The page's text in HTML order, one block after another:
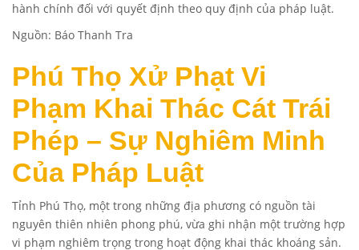
hành chính đối với quyết định theo quy định của pháp luật.
Nguồn: Báo Thanh Tra
Phú Thọ Xử Phạt Vi
Phạm Khai Thác Cát Trái
Phép – Sự Nghiêm Minh
Của Pháp Luật
Tỉnh Phú Thọ, một trong những địa phương có nguồn tài
nguyên thiên nhiên phong phú, vừa ghi nhận một trường hợp
vi phạm nghiêm trọng trong hoạt động khai thác khoáng sản.